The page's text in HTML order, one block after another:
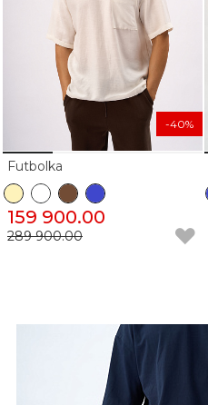
Futbolka
159 900.00
289 900.00
-40%